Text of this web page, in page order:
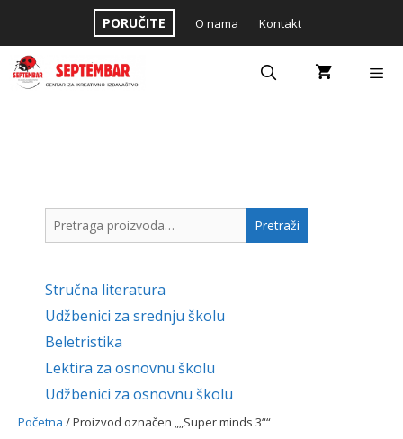
content
PORUČITE O nama Kontakt
Početna / Proizvod označen „„Super minds 3““
Pretraga
za:
Pretraži
Stručna literatura
Udžbenici za srednju školu
Beletristika
Lektira za osnovnu školu
Udžbenici za osnovnu školu